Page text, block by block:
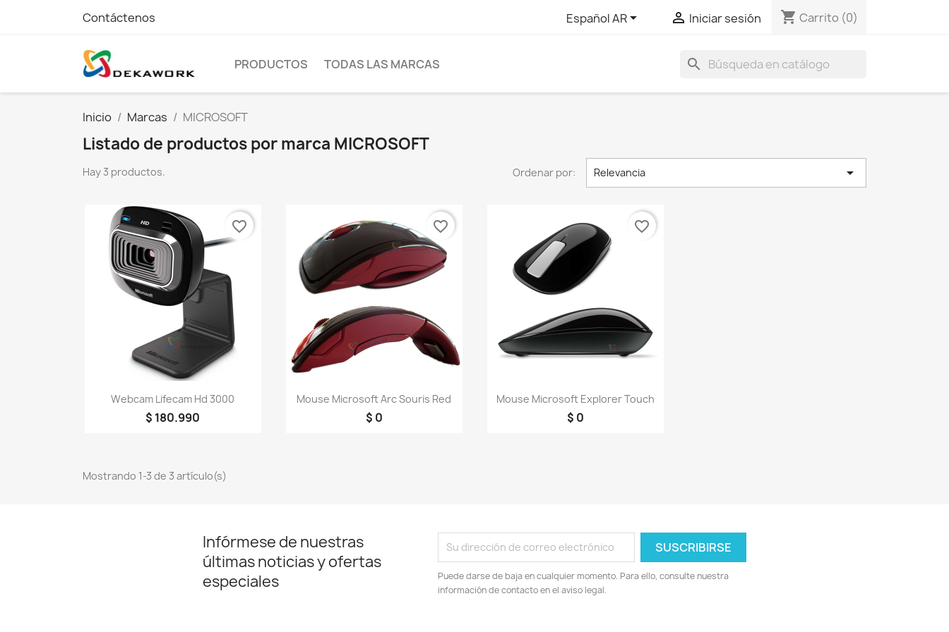
Contáctenos Español AR  Iniciar sesión shopping_cart Carrito (0)
PRODUCTOS TODAS LAS MARCAS search
Inicio Marcas MICROSOFT
Listado de productos por marca MICROSOFT
Hay 3 productos. Ordenar por: Relevancia 
Vista rápida
Webcam Lifecam Hd 3000
$ 180.990
favorite_border
Vista rápida
Mouse Microsoft Arc Souris Red
$ 0
favorite_border
Vista rápida
Mouse Microsoft Explorer Touch
$ 0
favorite_border
Mostrando 1-3 de 3 artículo(s)
Infórmese de nuestras
últimas noticias y ofertas
especiales
Puede darse de baja en cualquier momento. Para ello, consulte nuestra
información de contacto en el aviso legal.